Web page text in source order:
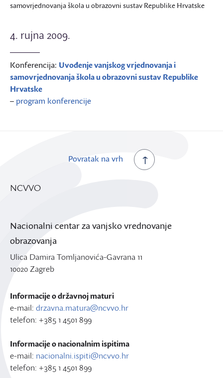
samovrjednovanja škola u obrazovni sustav Republike Hrvatske
4. rujna 2009.
Konferencija: Uvođenje vanjskog vrjednovanja i
samovrjednovanja škola u obrazovni sustav Republike
Hrvatske
– program konferencije
Povratak na vrh
NCVVO
Nacionalni centar za vanjsko vrednovanje
obrazovanja
Ulica Damira Tomljanovića-Gavrana 11
10020 Zagreb
Informacije o državnoj maturi
e-mail: drzavna.matura@ncvvo.hr
telefon: +385 1 4501 899
Informacije o nacionalnim ispitima
e-mail: nacionalni.ispiti@ncvvo.hr
telefon: +385 1 4501 899